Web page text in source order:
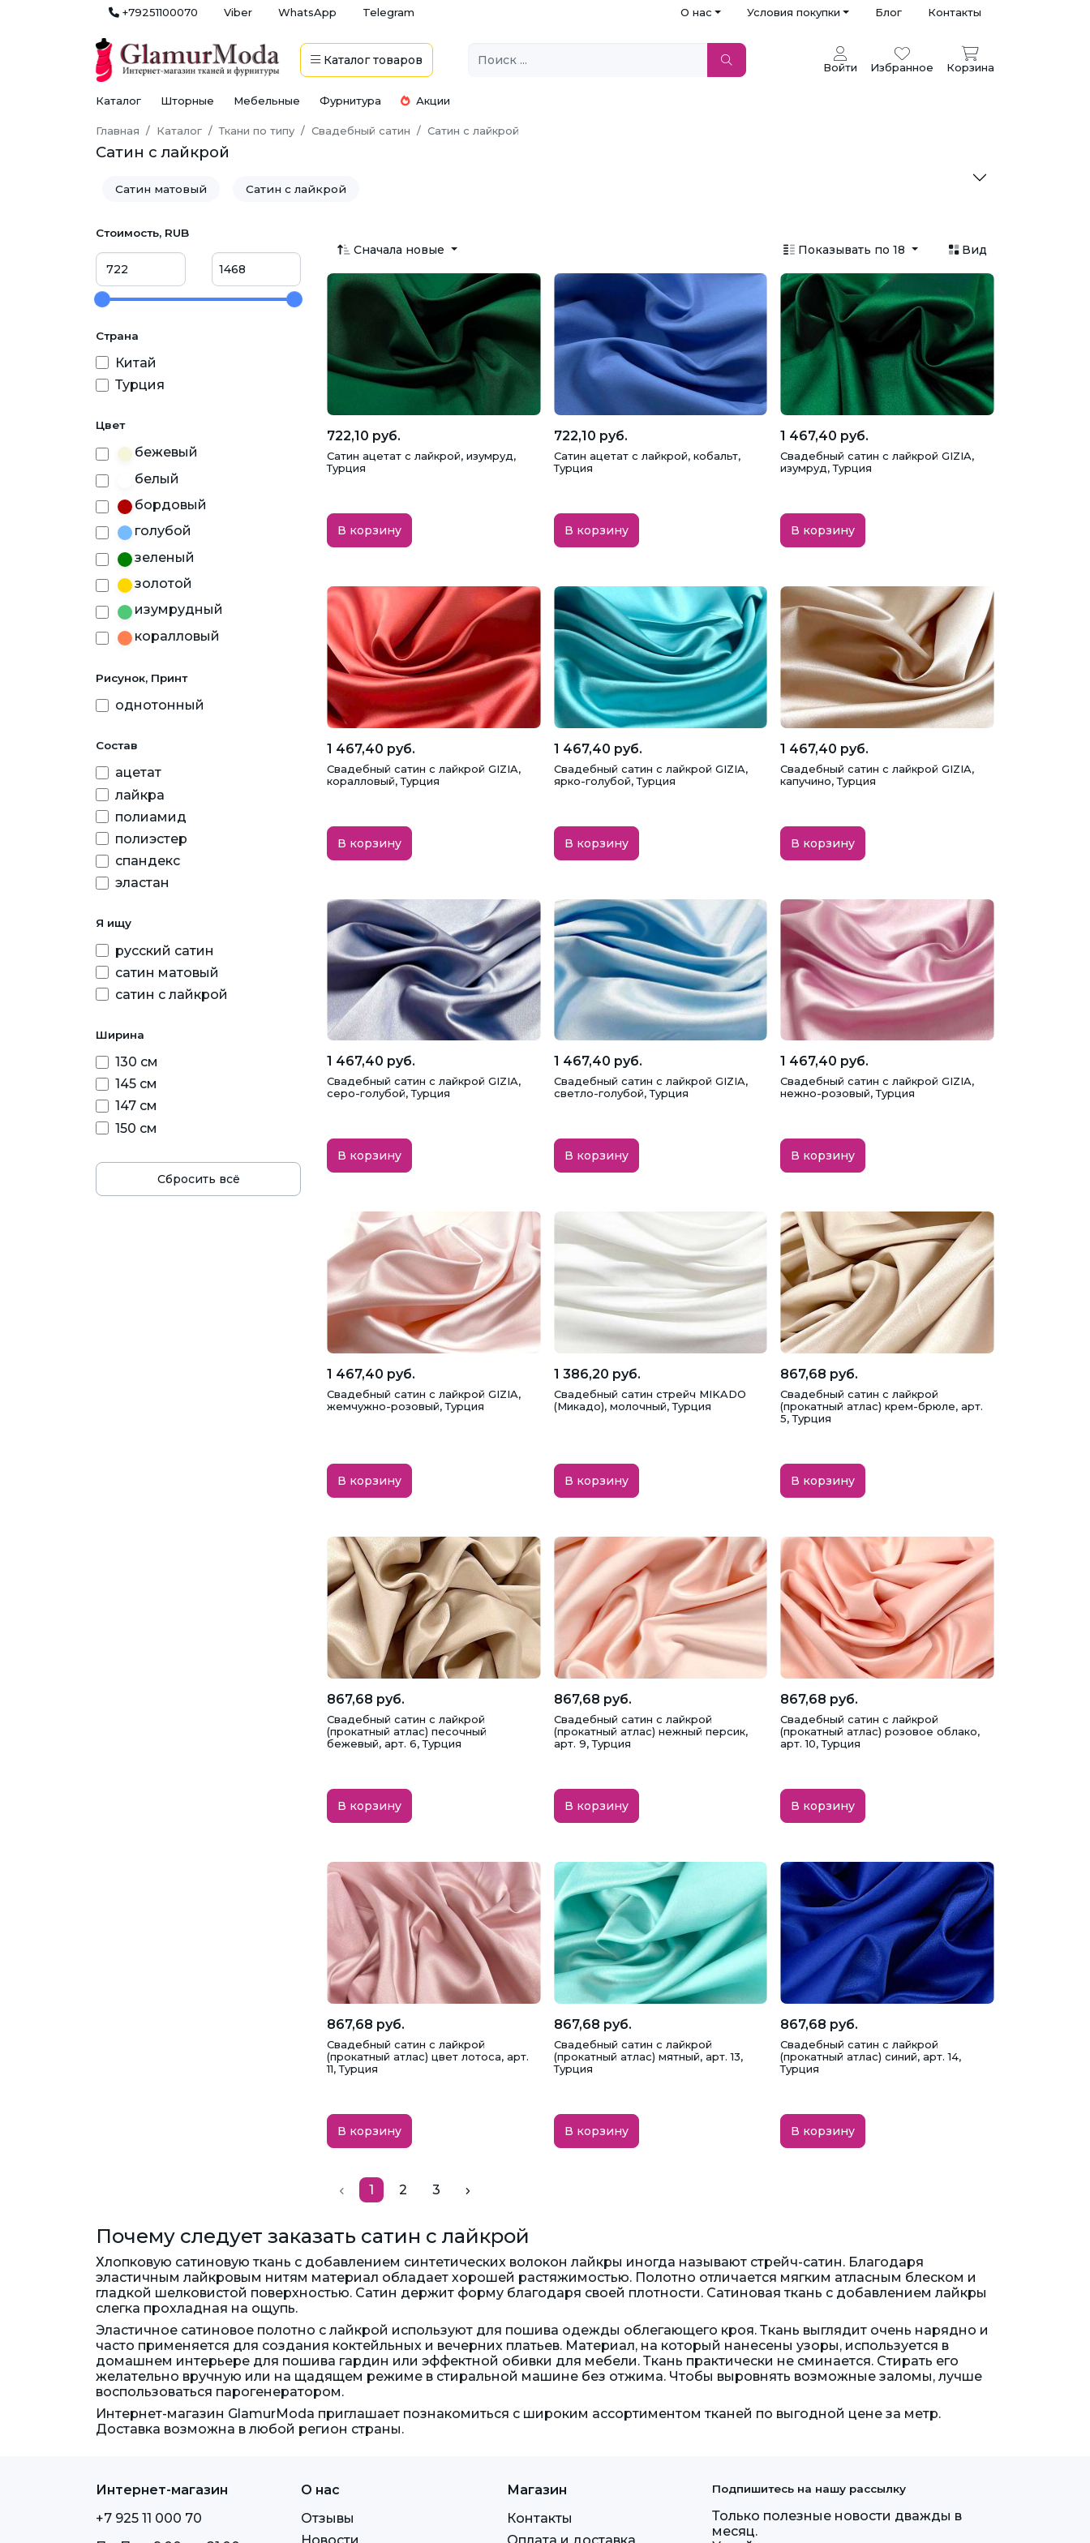
+79251100070 Viber WhatsApp Telegram О нас Условия покупки Блог Контакты
Каталог товаров Войти Избранное Корзина
Каталог Шторные Мебельные Фурнитура Акции
Главная Каталог Ткани по типу Свадебный сатин Сатин с лайкрой
Сатин с лайкрой
Сатин матовый Сатин с лайкрой
Стоимость, RUB
Страна
Китай
Турция
Цвет
бежевый
белый
бордовый
голубой
зеленый
золотой
изумрудный
коралловый
красный
марсала
молочный
мятный
нежно-розовый
персиковый
пудра
розовый
темно-синий
фиолетовый
фуксия
черный
Рисунок, Принт
однотонный
Состав
ацетат
лайкра
полиамид
полиэстер
спандекс
эластан
Я ищу
русский сатин
сатин матовый
сатин с лайкрой
Ширина
130 см
145 см
147 см
150 см
Сбросить всё
Сначала новые Показывать по 18 Вид
722,10 руб.
Сатин ацетат с лайкрой, изумруд,
Турция
В корзину
722,10 руб.
Сатин ацетат с лайкрой, кобальт,
Турция
В корзину
1 467,40 руб.
Свадебный сатин с лайкрой GIZIA,
изумруд, Турция
В корзину
1 467,40 руб.
Свадебный сатин с лайкрой GIZIA,
коралловый, Турция
В корзину
1 467,40 руб.
Свадебный сатин с лайкрой GIZIA,
ярко-голубой, Турция
В корзину
1 467,40 руб.
Свадебный сатин с лайкрой GIZIA,
капучино, Турция
В корзину
1 467,40 руб.
Свадебный сатин с лайкрой GIZIA,
серо-голубой, Турция
В корзину
1 467,40 руб.
Свадебный сатин с лайкрой GIZIA,
светло-голубой, Турция
В корзину
1 467,40 руб.
Свадебный сатин с лайкрой GIZIA,
нежно-розовый, Турция
В корзину
1 467,40 руб.
Свадебный сатин с лайкрой GIZIA,
жемчужно-розовый, Турция
В корзину
1 386,20 руб.
Свадебный сатин стрейч MIKADO
(Микадо), молочный, Турция
В корзину
867,68 руб.
Свадебный сатин с лайкрой
(прокатный атлас) крем-брюле, арт.
5, Турция
В корзину
867,68 руб.
Свадебный сатин с лайкрой
(прокатный атлас) песочный
бежевый, арт. 6, Турция
В корзину
867,68 руб.
Свадебный сатин с лайкрой
(прокатный атлас) нежный персик,
арт. 9, Турция
В корзину
867,68 руб.
Свадебный сатин с лайкрой
(прокатный атлас) розовое облако,
арт. 10, Турция
В корзину
867,68 руб.
Свадебный сатин с лайкрой
(прокатный атлас) цвет лотоса, арт.
11, Турция
В корзину
867,68 руб.
Свадебный сатин с лайкрой
(прокатный атлас) мятный, арт. 13,
Турция
В корзину
867,68 руб.
Свадебный сатин с лайкрой
(прокатный атлас) синий, арт. 14,
Турция
В корзину
1 2 3
Почему следует заказать сатин с лайкрой
Хлопковую сатиновую ткань с добавлением синтетических волокон лайкры иногда называют стрейч-сатин. Благодаря
эластичным лайкровым нитям материал обладает хорошей растяжимостью. Полотно отличается мягким атласным блеском и
гладкой шелковистой поверхностью. Сатин держит форму благодаря своей плотности. Сатиновая ткань с добавлением лайкры
слегка прохладная на ощупь.
Эластичное сатиновое полотно с лайкрой используют для пошива одежды облегающего кроя. Ткань выглядит очень нарядно и
часто применяется для создания коктейльных и вечерних платьев. Материал, на который нанесены узоры, используется в
домашнем интерьере для пошива гардин или эффектной обивки для мебели. Ткань практически не сминается. Стирать его
желательно вручную или на щадящем режиме в стиральной машине без отжима. Чтобы выровнять возможные заломы, лучше
воспользоваться парогенератором.
Интернет-магазин GlamurModa приглашает познакомиться с широким ассортиментом тканей по выгодной цене за метр.
Доставка возможна в любой регион страны.
Интернет-магазин
+7 925 11 000 70
О нас
Отзывы
Новости
Магазин
Контакты
Оплата и доставка
Подпишитесь на нашу рассылку
Только полезные новости дважды в
месяц.